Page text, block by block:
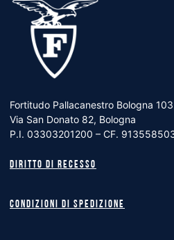
Fortitudo Pallacanestro Bologna
Via San Donato 82, Bologna
P.I. 03303201200 – CF.
Diritto di recesso
Condizioni di spedizione